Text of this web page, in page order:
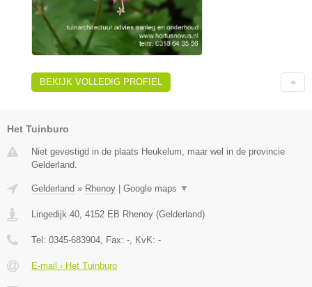
BEKIJK VOLLEDIG PROFIEL
Het Tuinburo
Niet gevestigd in de plaats Heukelum, maar wel in de provincie
Gelderland.
Gelderland » Rhenoy Google maps ▼
Lingedijk 40, 4152 EB Rhenoy (Gelderland)
Tel: 0345-683904, Fax: -, KvK: -
E-mail › Het Tuinburo